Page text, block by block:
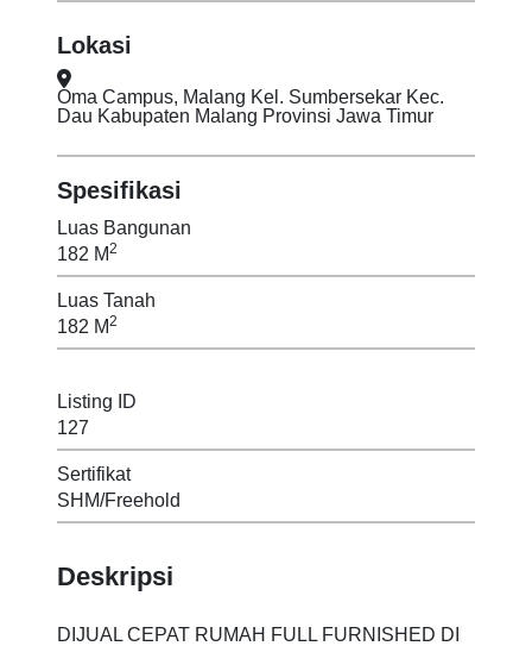
Lokasi
Oma Campus, Malang Kel. Sumbersekar Kec.
Dau Kabupaten Malang Provinsi Jawa Timur
Spesifikasi
Luas Bangunan
182 M2
Luas Tanah
182 M2
Listing ID
127
Sertifikat
SHM/Freehold
Deskripsi
DIJUAL CEPAT RUMAH FULL FURNISHED DI